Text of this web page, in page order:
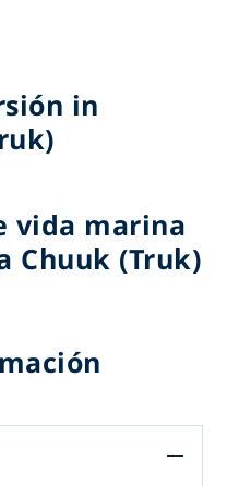
in
vida marina
Chuuk (Truk)